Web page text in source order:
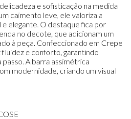
e sofisticação na medida
caimento leve, ele valoriza a
elegante. O destaque fica por
no decote, que adicionam um
à peça. Confeccionado em Crepe
e conforto, garantindo
A barra assimétrica
modernidade, criando um visual